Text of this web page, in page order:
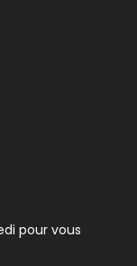
pour vous